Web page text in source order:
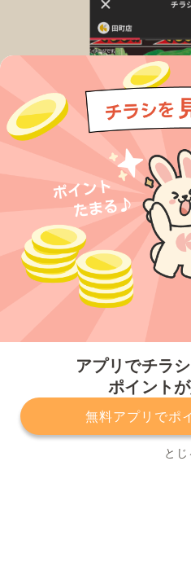
アプリでチラ
ポイント
無料アプリでポ
とじ
プライバシーポリシー
サービスに関してのお問い合わ